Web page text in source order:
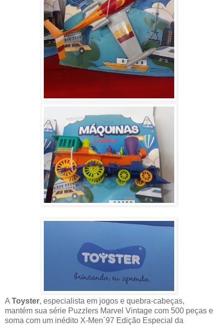
A Toyster, especialista em jogos e quebra-cabeças,
mantém sua série Puzzlers Marvel Vintage com 500 peças e
soma com um inédito X-Men´97 Edição Especial da